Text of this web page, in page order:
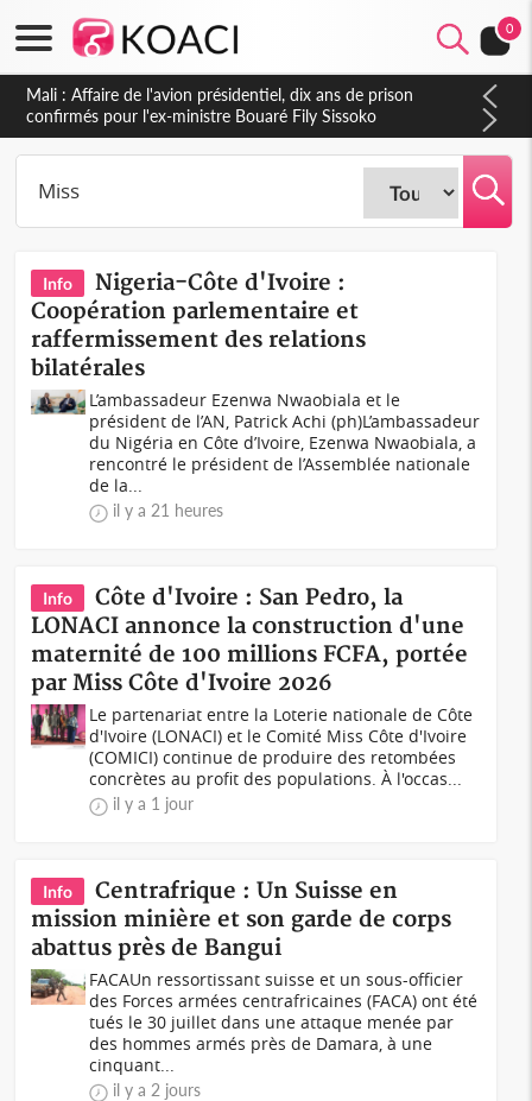
0
Nigeria : Le Togo et le Cameroun principaux acheteurs des
produits de la raffinerie Dangote en juillet
Info
Nigeria-Côte d'Ivoire :
Coopération parlementaire et
raffermissement des relations
bilatérales
L’ambassadeur Ezenwa Nwaobiala et le
président de l’AN, Patrick Achi (ph)L’ambassadeur
du Nigéria en Côte d’Ivoire, Ezenwa Nwaobiala, a
rencontré le président de l’Assemblée nationale
de la...
il y a 21 heures
Info
Côte d'Ivoire : San Pedro, la
LONACI annonce la construction d'une
maternité de 100 millions FCFA, portée
par Miss Côte d'Ivoire 2026
Le partenariat entre la Loterie nationale de Côte
d'Ivoire (LONACI) et le Comité Miss Côte d'Ivoire
(COMICI) continue de produire des retombées
concrètes au profit des populations. À l'occas...
il y a 1 jour
Info
Centrafrique : Un Suisse en
mission minière et son garde de corps
abattus près de Bangui
FACAUn ressortissant suisse et un sous-officier
des Forces armées centrafricaines (FACA) ont été
tués le 30 juillet dans une attaque menée par
des hommes armés près de Damara, à une
cinquant...
il y a 2 jours